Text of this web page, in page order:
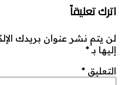
اترك تعليقاً
لن يتم نشر عنوان بريدك
إليها بـ*
التعليق *